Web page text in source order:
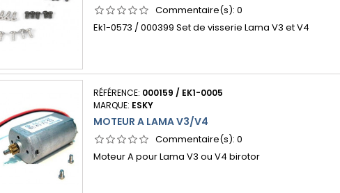
Commentaire(s): 0
Ek1-0573 / 000399 Set de visserie Lama V3 et V4
RÉFÉRENCE: 000159 / EK1-0005
MARQUE: ESKY
MOTEUR A LAMA V3/V4
Commentaire(s): 0
Moteur A pour Lama V3 ou V4 birotor